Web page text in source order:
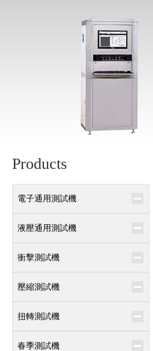
Products
電子通用測試機
液壓通用測試機
衝擊測試機
壓縮測試機
扭轉測試機
春季測試機